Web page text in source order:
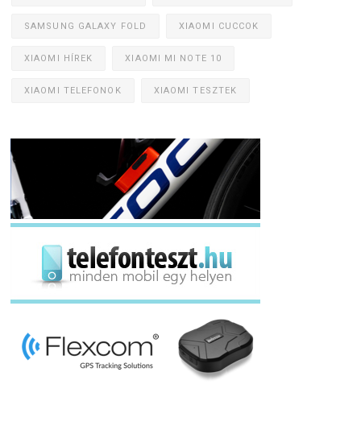
SAMSUNG GALAXY FOLD XIAOMI CUCCOK
XIAOMI HÍREK XIAOMI MI NOTE 10
XIAOMI TELEFONOK XIAOMI TESZTEK